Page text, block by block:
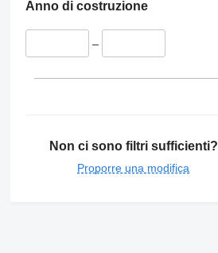
Anno di costruzione
–
Non ci sono filtri sufficienti?
Proporre una modifica